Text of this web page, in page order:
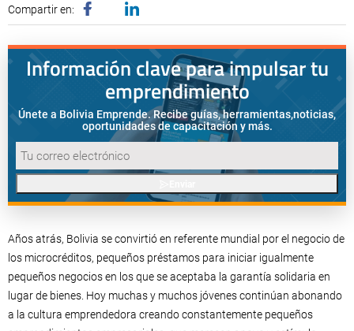
Compartir en:
Información clave para impulsar tu
emprendimiento
Únete a Bolivia Emprende. Recibe guías, herramientas,noticias,
oportunidades de capacitación y más.
Años atrás, Bolivia se convirtió en referente mundial por el negocio de
los microcréditos, pequeños préstamos para iniciar igualmente
pequeños negocios en los que se aceptaba la garantía solidaria en
lugar de bienes. Hoy muchas y muchos jóvenes continúan abonando
a la cultura emprendedora creando constantemente pequeños